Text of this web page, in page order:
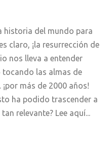
historia del mundo para
claro, ¡la resurrección de
nos lleva a entender
tocando las almas de
más de 2000 años!
ha podido trascender a
relevante? Lee aquí...